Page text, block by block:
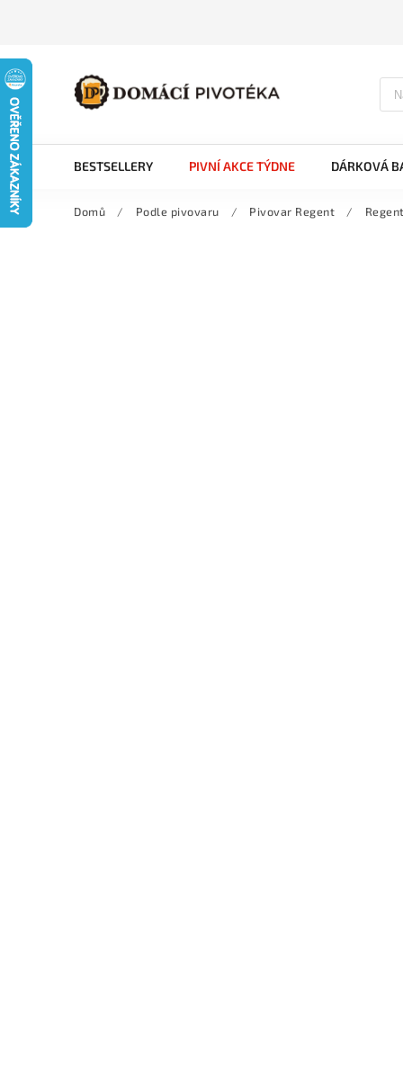
BESTSELLERY PIVNÍ AKCE TÝDNE DÁRKOVÁ
Domů / Podle pivovaru / Pivovar Regent /